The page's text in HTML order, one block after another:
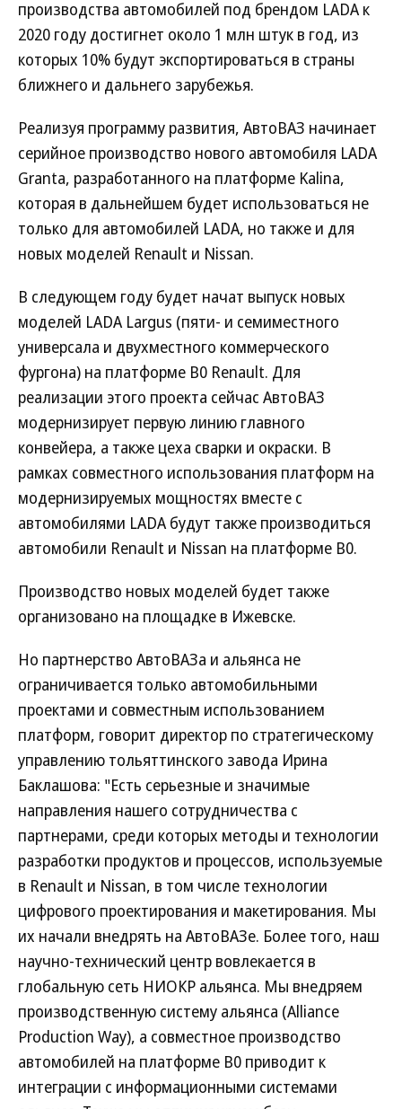
производства автомобилей под брендом LADA к
2020 году достигнет около 1 млн штук в год, из
которых 10% будут экспортироваться в страны
ближнего и дальнего зарубежья.
Реализуя программу развития, АвтоВАЗ начинает
серийное производство нового автомобиля LADA
Granta, разработанного на платформе Kalina,
которая в дальнейшем будет использоваться не
только для автомобилей LADA, но также и для
новых моделей Renault и Nissan.
В следующем году будет начат выпуск новых
моделей LADA Largus (пяти- и семиместного
универсала и двухместного коммерческого
фургона) на платформе B0 Renault. Для
реализации этого проекта сейчас АвтоВАЗ
модернизирует первую линию главного
конвейера, а также цеха сварки и окраски. В
рамках совместного использования платформ на
модернизируемых мощностях вместе с
автомобилями LADA будут также производиться
автомобили Renault и Nissan на платформе B0.
Производство новых моделей будет также
организовано на площадке в Ижевске.
Но партнерство АвтоВАЗа и альянса не
ограничивается только автомобильными
проектами и совместным использованием
платформ, говорит директор по стратегическому
управлению тольяттинского завода Ирина
Баклашова: "Есть серьезные и значимые
направления нашего сотрудничества с
партнерами, среди которых методы и технологии
разработки продуктов и процессов, используемые
в Renault и Nissan, в том числе технологии
цифрового проектирования и макетирования. Мы
их начали внедрять на АвтоВАЗе. Более того, наш
научно-технический центр вовлекается в
глобальную сеть НИОКР альянса. Мы внедряем
производственную систему альянса (Alliance
Production Way), а совместное производство
автомобилей на платформе В0 приводит к
интеграции с информационными системами